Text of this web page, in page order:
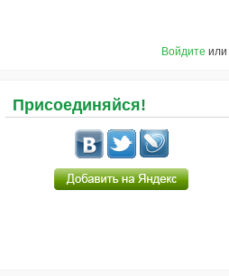
Войдите или
Присоединяйся!